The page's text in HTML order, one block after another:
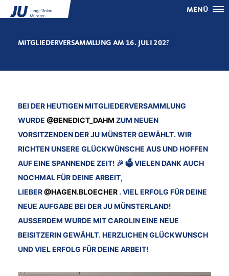
MENÜ
MITGLIEDERVERSAMMLUNG AM 16. JULI 2023
BEI DER HEUTIGEN MITGLIEDERVERSAMMLUNG
WURDE @BENEDICT_DAHM ZUM NEUEN
VORSITZENDEN DER JU MÜNSTER GEWÄHLT. WIR
RICHTEN UNSERE GLÜCKWÜNSCHE AUS UND HOFFEN
AUF EINE SPANNENDE ZEIT! 🎉 🗳️ VIELEN DANK AUCH
NOCHMAL FÜR DEINE ARBEIT,
LIEBER@HAGEN.BLOECHER . VIEL ERFOLG FÜR DEINE
NEUE AUFGABE BEI DER JU MÜNSTERLAND!
AUSSERDEM WURDE MIT CAROLIN EINE NEUE B
EISITZERIN GEWÄHLT. HERZLICHEN GLÜCKWUNSCH U
ND VIEL ERFOLG FÜR DEINE ARBEIT!